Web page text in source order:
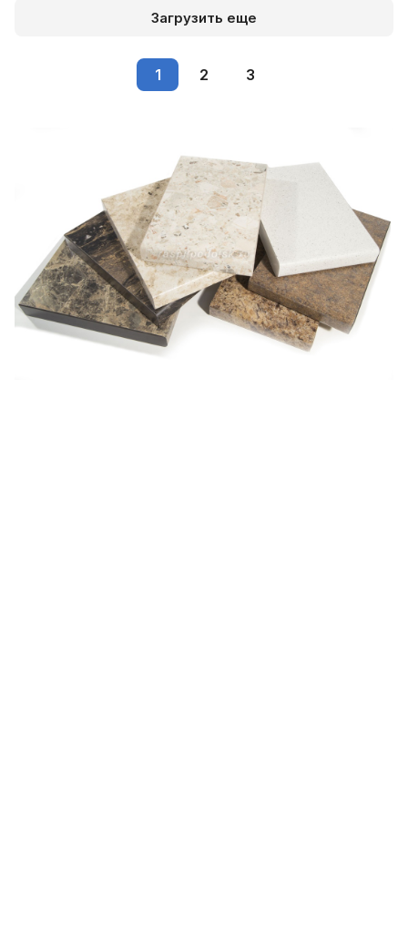
Загрузить еще
1 2 3